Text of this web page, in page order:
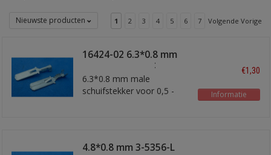
Nieuwste producten 1 2 3 4 5 6 7 Volgende Vorige
16424-02 6.3*0.8 mm
male zonder gat
6.3*0.8 mm male
schuifstekker voor 0,5 -
€1,30
Informatie
4.8*0.8 mm 3-5356-L